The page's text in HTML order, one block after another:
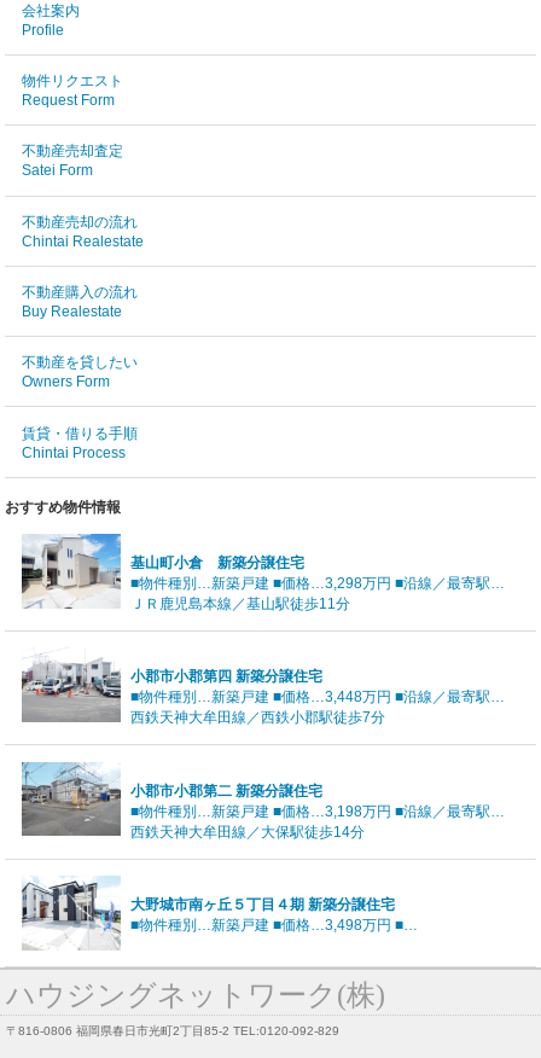
会社案内
Profile
物件リクエスト
Request Form
不動産売却査定
Satei Form
不動産売却の流れ
Chintai Realestate
不動産購入の流れ
Buy Realestate
不動産を貸したい
Owners Form
賃貸・借りる手順
Chintai Process
おすすめ物件情報
基山町小倉 新築分譲住宅
■物件種別…新築戸建 ■価格…3,298万円 ■沿線／最寄駅…
ＪＲ鹿児島本線／基山駅徒歩11分
小郡市小郡第四 新築分譲住宅
■物件種別…新築戸建 ■価格…3,448万円 ■沿線／最寄駅…
西鉄天神大牟田線／西鉄小郡駅徒歩7分
小郡市小郡第二 新築分譲住宅
■物件種別…新築戸建 ■価格…3,198万円 ■沿線／最寄駅…
西鉄天神大牟田線／大保駅徒歩14分
大野城市南ヶ丘５丁目４期 新築分譲住宅
■物件種別…新築戸建 ■価格…3,498万円 ■…
ハウジングネットワーク(株)
〒816-0806 福岡県春日市光町2丁目85-2 TEL:0120-092-829